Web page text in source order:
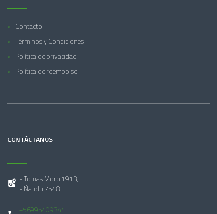
Contacto
Términos y Condiciones
Política de privacidad
Política de reembolso
CONTÁCTANOS
- Tomas Moro 1913,
- Ñandu 7548
+56995409344